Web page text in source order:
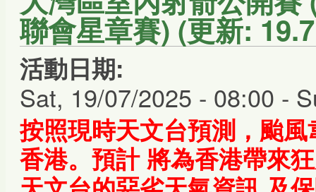
聯會星章賽) (更新:
活動日期:
Sat, 19/07/2025 - 08:00 -
按照現時天文台預測，颱
香港。預計 將為香港帶來